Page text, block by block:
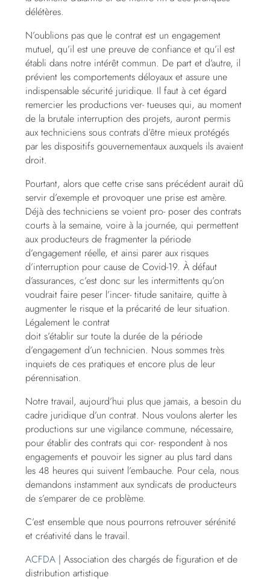
délétères.
N’oublions pas que le contrat est un engagement
mutuel, qu’il est une preuve de confiance et qu’il est
établi dans notre intérêt commun. De part et d’autre, il
prévient les comportements déloyaux et assure une
indispensable sécurité juridique. Il faut à cet égard
remercier les productions ver- tueuses qui, au moment
de la brutale interruption des projets, auront permis
aux techniciens sous contrats d’être mieux protégés
par les dispositifs gouvernementaux auxquels ils avaient
droit.
Pourtant, alors que cette crise sans précédent aurait dû
servir d’exemple et provoquer une prise est amère.
Déjà des techniciens se voient pro- poser des contrats
courts à la semaine, voire à la journée, qui permettent
aux producteurs de fragmenter la période
d’engagement réelle, et ainsi parer aux risques
d’interruption pour cause de Covid-19. À défaut
d’assurances, c’est donc sur les intermittents qu’on
voudrait faire peser l’incer- titude sanitaire, quitte à
augmenter le risque et la précarité de leur situation.
Légalement le contrat
doit s’établir sur toute la durée de la période
d’engagement d’un technicien. Nous sommes très
inquiets de ces pratiques et encore plus de leur
pérennisation.
Notre travail, aujourd’hui plus que jamais, a besoin du
cadre juridique d’un contrat. Nous voulons alerter les
productions sur une vigilance commune, nécessaire,
pour établir des contrats qui cor- respondent à nos
engagements et pouvoir les signer au plus tard dans
les 48 heures qui suivent l’embauche. Pour cela, nous
demandons instamment aux syndicats de producteurs
de s’emparer de ce problème.
C’est ensemble que nous pourrons retrouver sérénité
et créativité dans le travail.
ACFDA | Association des chargés de figuration et de
distribution artistique